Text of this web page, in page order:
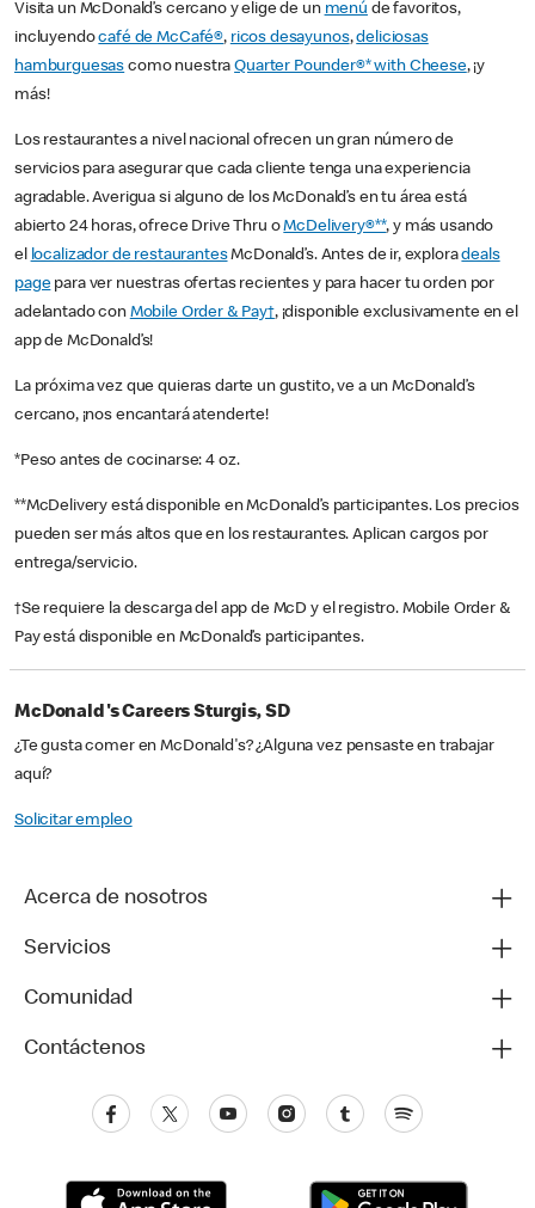
Visita un McDonald’s cercano y elige de un menú de favoritos,
incluyendocafé de McCafé®, ricos desayunos,deliciosas
hamburguesas como nuestraQuarter Pounder®* with Cheese, ¡y
más!
Los restaurantes a nivel nacional ofrecen un gran número de
servicios para asegurar que cada cliente tenga una experiencia
agradable. Averigua si alguno de los McDonald’s en tu área está
abierto 24 horas, ofrece Drive Thru oMcDelivery®**, y más usando
el localizador de restaurantesMcDonald’s. Antes de ir, exploradeals
pagepara ver nuestras ofertas recientes y para hacer tu orden por
adelantado con Mobile Order & Pay†, ¡disponible exclusivamente en el
app de McDonald’s!
La próxima vez que quieras darte un gustito, ve a un McDonald’s
cercano, ¡nos encantará atenderte!
*Peso antes de cocinarse: 4 oz.
**McDelivery está disponible en McDonald’s participantes. Los precios
pueden ser más altos que en los restaurantes. Aplican cargos por
entrega/servicio.
†Se requiere la descarga del app de McD y el registro. Mobile Order &
Pay está disponible en McDonald’s participantes.
McDonald's Careers Sturgis, SD
¿Te gusta comer en McDonald's? ¿Alguna vez pensaste en trabajar
aquí?
Solicitar empleo
Acerca de nosotros
Servicios
Comunidad
Contáctenos